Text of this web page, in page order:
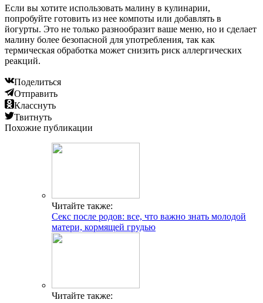
Если вы хотите использовать малину в кулинарии,
попробуйте готовить из нее компоты или добавлять в
йогурты. Это не только разнообразит ваше меню, но и сделает
малину более безопасной для употребления, так как
термическая обработка может снизить риск аллергических
реакций.
Поделиться
Отправить
Класснуть
Твитнуть
Похожие публикации
Читайте также:
Секс после родов: все, что важно знать молодой
матери, кормящей грудью
Читайте также: